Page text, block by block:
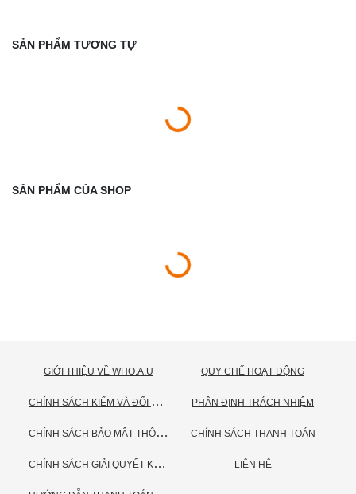
SẢN PHẨM TƯƠNG TỰ
SẢN PHẨM CỦA SHOP
GIỚI THIỆU VỀ WHO.A.U
C
HÍNH SÁCH KIỂM VÀ ĐỔI TRẢ HÀNG
C
HÍNH SÁCH BẢO MẬT THÔNG TIN CÁ NHÂN
C
HÍNH SÁCH GIẢI QUYẾT KHIẾU NẠI
QUY CHẾ HOẠT ĐỘNG
PHÂN ĐỊNH TRÁCH NHIỆM
CHÍNH SÁCH THANH TOÁN
LIÊN HỆ